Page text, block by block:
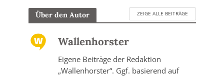
Über den Autor ZEIGE ALLE BEITRÄGE
Wallenhorster
Eigene Beiträge der Redaktion
„Wallenhorster“. Ggf. basierend auf